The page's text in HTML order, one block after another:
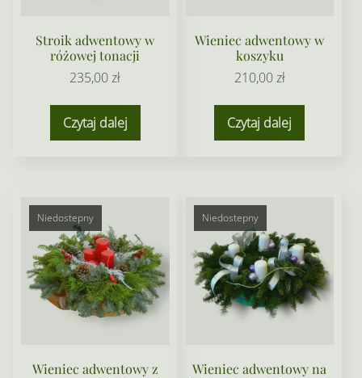
Stroik adwentowy w
różowej tonacji
235,00zł
Czytaj dalej
Wieniec adwentowy w
koszyku
210,00zł
Czytaj dalej
Niedostepny
Wieniec adwentowy z
Niedostepny
Wieniec adwentowy na